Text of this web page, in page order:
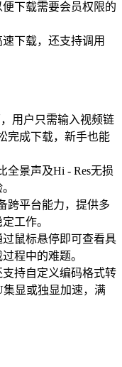
下载需要会员权限的
下载，还支持调用
用户只需输入视频链
完成下载，新手也能
全景声及Hi - Res无损
跨平台能力，提供多
工作。
鼠标悬停即可查看具
程中的难题。
持自定义编码格式转
显或独显加速，满